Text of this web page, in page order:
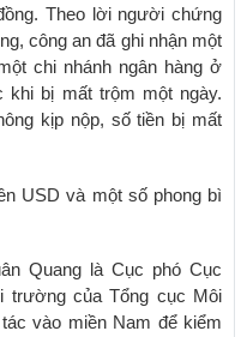
Theo lời người chứng
công an đã ghi nhận một
chi nhánh ngân hàng ở
khi bị mất trộm một ngày.
kịp nộp, số tiền bị mất
USD và một số phong bì
Quang là Cục phó Cục
trường của Tổng cục Môi
vào miền Nam để kiểm